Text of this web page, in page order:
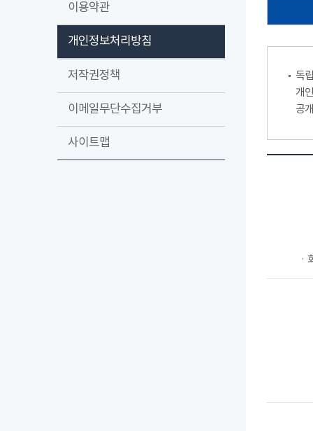
이용약관
개인정보처리방침
저작권정책
이메일무단수집거부
사이트맵
독
개
공
ㆍ